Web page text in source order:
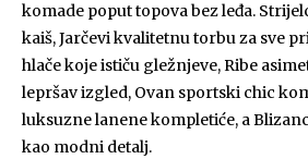
komade poput topova bez leđa.
kaiš, Jarčevi kvalitetnu torbu za sve
hlače koje ističu gležnjeve, Ribe
lepršav izgled, Ovan sportski chic
luksuzne lanene kompletiće, a
kao modni detalj.